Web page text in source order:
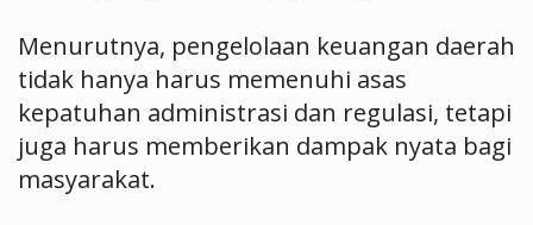
Menurutnya, pengelolaan keuangan daerah
tidak hanya harus memenuhi asas
kepatuhan administrasi dan regulasi, tetapi
juga harus memberikan dampak nyata bagi
masyarakat.